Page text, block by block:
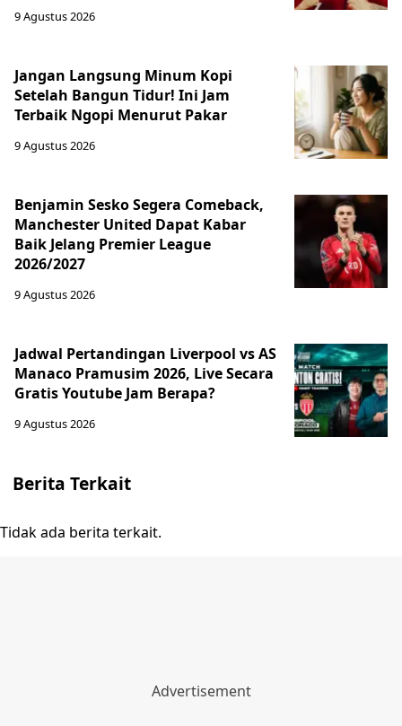
9 Agustus 2026
Jangan Langsung Minum Kopi
Setelah Bangun Tidur! Ini Jam
Terbaik Ngopi Menurut Pakar
9 Agustus 2026
Benjamin Sesko Segera Comeback,
Manchester United Dapat Kabar
Baik Jelang Premier League
2026/2027
9 Agustus 2026
Jadwal Pertandingan Liverpool vs AS
Manaco Pramusim 2026, Live Secara
Gratis Youtube Jam Berapa?
9 Agustus 2026
Berita Terkait
Tidak ada berita terkait.